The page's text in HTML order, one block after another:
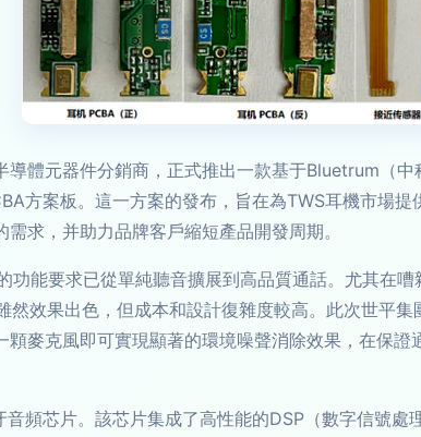
導體元器件分銷商，正式推出一款基于Bluetrum（
方案板。這一方案的發布，旨在為TWS耳機市場
求，并助力品牌客戶縮短產品開發周期。
功能要求已從單純聽音擴展到高品質通話。尤其在
然效果出色，但成本和設計復雜度較高。此次世平
麥克風即可實現顯著的環境噪聲消除效果，在保
頻芯片。該芯片集成了高性能的DSP（數字信號